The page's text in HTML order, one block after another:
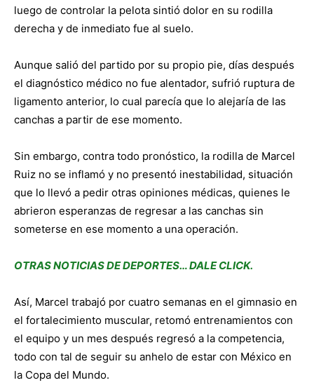
luego de controlar la pelota sintió dolor en su rodilla
derecha y de inmediato fue al suelo.
Aunque salió del partido por su propio pie, días después
el diagnóstico médico no fue alentador, sufrió ruptura de
ligamento anterior, lo cual parecía que lo alejaría de las
canchas a partir de ese momento.
Sin embargo, contra todo pronóstico, la rodilla de Marcel
Ruiz no se inflamó y no presentó inestabilidad, situación
que lo llevó a pedir otras opiniones médicas, quienes le
abrieron esperanzas de regresar a las canchas sin
someterse en ese momento a una operación.
OTRAS NOTICIAS DE DEPORTES… DALE CLICK.
Así, Marcel trabajó por cuatro semanas en el gimnasio en
el fortalecimiento muscular, retomó entrenamientos con
el equipo y un mes después regresó a la competencia,
todo con tal de seguir su anhelo de estar con México en
la Copa del Mundo.